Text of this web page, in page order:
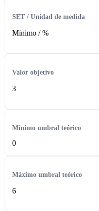
SET / Unidad de medida
Mínimo /%
Valor objetivo
3
Mínimo umbral teórico
0
Máximo umbral teórico
6